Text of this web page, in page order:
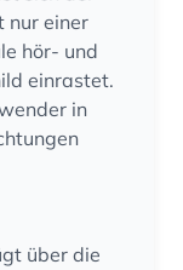
nur einer
hör- und
einrastet.
in
über die